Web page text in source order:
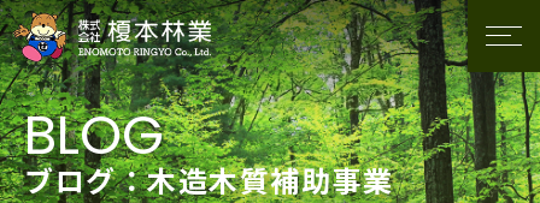
ブログ：木造木質補助事業